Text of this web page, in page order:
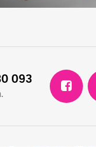
093